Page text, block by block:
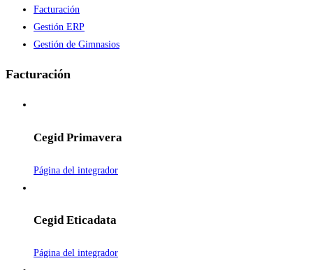
Facturación
Gestión ERP
Gestión de Gimnasios
Facturación
Cegid Primavera
Página del integrador
Cegid Eticadata
Página del integrador